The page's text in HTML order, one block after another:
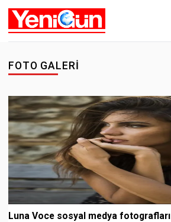
FOTO GALERI
Luna Voce sosyal medya fotografları